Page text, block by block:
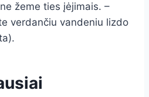
žeme ties įėjimais. –
verdančiu vandeniu lizdo